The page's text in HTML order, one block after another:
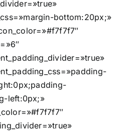
bottom:20px;»
left:0px;»